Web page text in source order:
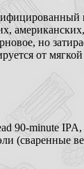
но
от
90-minute
(сваренные